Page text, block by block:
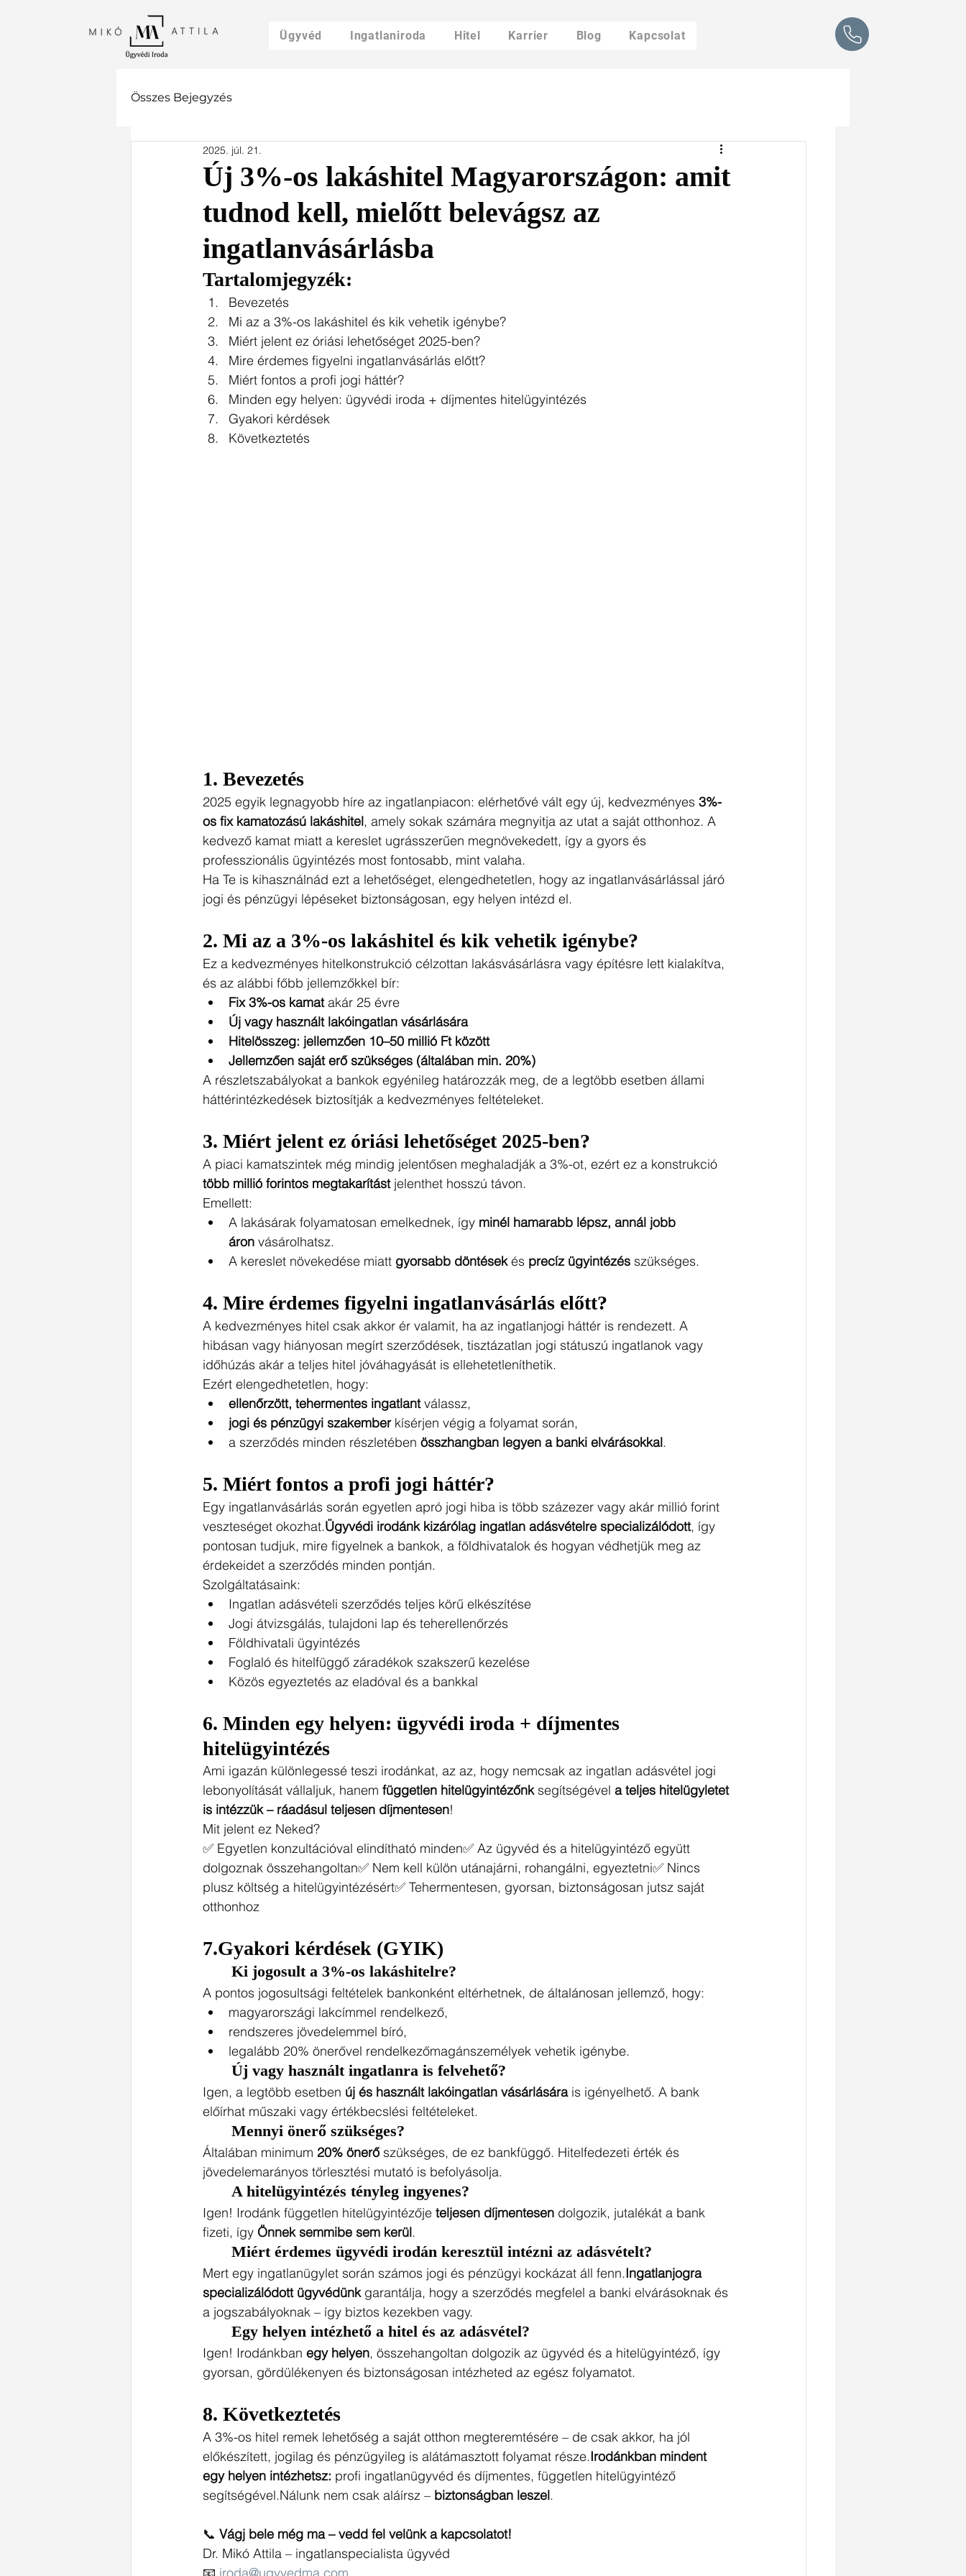
Ügyvéd Ingatlaniroda Hitel Karrier Blog Kapcsolat
Összes Bejegyzés
Új 3%-os lakáshitel Magyarországon: amit
tudnod kell, mielőtt belevágsz az
ingatlanvásárlásba
2025. júl. 21.
Tartalomjegyzék:
Bevezetés
Mi az a 3%-os lakáshitel és kik vehetik igénybe?
Miért jelent ez óriási lehetőséget 2025-ben?
Mire érdemes figyelni ingatlanvásárlás előtt?
Miért fontos a profi jogi háttér?
Minden egy helyen: ügyvédi iroda + díjmentes hitelügyintézés
Gyakori kérdések
Következtetés
1. Bevezetés
2025 egyik legnagyobb híre az ingatlanpiacon: elérhetővé vált egy új, kedvezményes 3%-
os fix kamatozású lakáshitel, amely sokak számára megnyitja az utat a saját otthonhoz. A
kedvező kamat miatt a kereslet ugrásszerűen megnövekedett, így a gyors és
professzionális ügyintézés most fontosabb, mint valaha.
Ha Te is kihasználnád ezt a lehetőséget, elengedhetetlen, hogy az ingatlanvásárlással járó
jogi és pénzügyi lépéseket biztonságosan, egy helyen intézd el.
2. Mi az a 3%-os lakáshitel és kik vehetik igénybe?
Ez a kedvezményes hitelkonstrukció célzottan lakásvásárlásra vagy építésre lett kialakítva,
és az alábbi főbb jellemzőkkel bír:
Fix 3%-os kamat akár 25 évre
Új vagy használt lakóingatlan vásárlására
Hitelösszeg: jellemzően 10–50 millió Ft között
Jellemzően saját erő szükséges (általában min. 20%)
A részletszabályokat a bankok egyénileg határozzák meg, de a legtöbb esetben állami
háttérintézkedések biztosítják a kedvezményes feltételeket.
3. Miért jelent ez óriási lehetőséget 2025-ben?
A piaci kamatszintek még mindig jelentősen meghaladják a 3%-ot, ezért ez a konstrukció
több millió forintos megtakarítást jelenthet hosszú távon.
Emellett:
A lakásárak folyamatosan emelkednek, így minél hamarabb lépsz, annál jobb
áron vásárolhatsz.
A kereslet növekedése miatt gyorsabb döntések és precíz ügyintézés szükséges.
4. Mire érdemes figyelni ingatlanvásárlás előtt?
A kedvezményes hitel csak akkor ér valamit, ha az ingatlanjogi háttér is rendezett. A
hibásan vagy hiányosan megírt szerződések, tisztázatlan jogi státuszú ingatlanok vagy
időhúzás akár a teljes hitel jóváhagyását is ellehetetleníthetik.
Ezért elengedhetetlen, hogy:
ellenőrzött, tehermentes ingatlant válassz,
jogi és pénzügyi szakember kísérjen végig a folyamat során,
a szerződés minden részletében összhangban legyen a banki elvárásokkal.
5. Miért fontos a profi jogi háttér?
Egy ingatlanvásárlás során egyetlen apró jogi hiba is több százezer vagy akár millió forint
veszteséget okozhat.Ügyvédi irodánk kizárólag ingatlan adásvételre specializálódott, így
pontosan tudjuk, mire figyelnek a bankok, a földhivatalok és hogyan védhetjük meg az
érdekeidet a szerződés minden pontján.
Szolgáltatásaink:
Ingatlan adásvételi szerződés teljes körű elkészítése
Jogi átvizsgálás, tulajdoni lap és teherellenőrzés
Földhivatali ügyintézés
Foglaló és hitelfüggő záradékok szakszerű kezelése
Közös egyeztetés az eladóval és a bankkal
6. Minden egy helyen: ügyvédi iroda + díjmentes
hitelügyintézés
Ami igazán különlegessé teszi irodánkat, az az, hogy nemcsak az ingatlan adásvétel jogi
lebonyolítását vállaljuk, hanem független hitelügyintézőnk segítségével a teljes hitelügyletet
is intézzük – ráadásul teljesen díjmentesen!
Mit jelent ez Neked?
✅ Egyetlen konzultációval elindítható minden✅ Az ügyvéd és a hitelügyintéző együtt
dolgoznak összehangoltan✅ Nem kell külön utánajárni, rohangálni, egyeztetni✅ Nincs
plusz költség a hitelügyintézésért✅ Tehermentesen, gyorsan, biztonságosan jutsz saját
otthonhoz
7.Gyakori kérdések (GYIK)
	Ki jogosult a 3%-os lakáshitelre?
A pontos jogosultsági feltételek bankonként eltérhetnek, de általánosan jellemző, hogy:
magyarországi lakcímmel rendelkező,
rendszeres jövedelemmel bíró,
legalább 20% önerővel rendelkezőmagánszemélyek vehetik igénybe.
	Új vagy használt ingatlanra is felvehető?
Igen, a legtöbb esetben új és használt lakóingatlan vásárlására is igényelhető. A bank
előírhat műszaki vagy értékbecslési feltételeket.
	Mennyi önerő szükséges?
Általában minimum 20% önerő szükséges, de ez bankfüggő. Hitelfedezeti érték és
jövedelemarányos törlesztési mutató is befolyásolja.
	A hitelügyintézés tényleg ingyenes?
Igen! Irodánk független hitelügyintézője teljesen díjmentesen dolgozik, jutalékát a bank
fizeti, így Önnek semmibe sem kerül.
	Miért érdemes ügyvédi irodán keresztül intézni az adásvételt?
Mert egy ingatlanügylet során számos jogi és pénzügyi kockázat áll fenn.Ingatlanjogra
specializálódott ügyvédünk garantálja, hogy a szerződés megfelel a banki elvárásoknak és
a jogszabályoknak – így biztos kezekben vagy.
	Egy helyen intézhető a hitel és az adásvétel?
Igen! Irodánkban egy helyen, összehangoltan dolgozik az ügyvéd és a hitelügyintéző, így
gyorsan, gördülékenyen és biztonságosan intézheted az egész folyamatot.
8. Következtetés
A 3%-os hitel remek lehetőség a saját otthon megteremtésére – de csak akkor, ha jól
előkészített, jogilag és pénzügyileg is alátámasztott folyamat része.Irodánkban mindent
egy helyen intézhetsz: profi ingatlanügyvéd és díjmentes, független hitelügyintéző
segítségével.Nálunk nem csak aláírsz – biztonságban leszel.
📞 Vágj bele még ma – vedd fel velünk a kapcsolatot!
Dr. Mikó Attila – ingatlanspecialista ügyvéd